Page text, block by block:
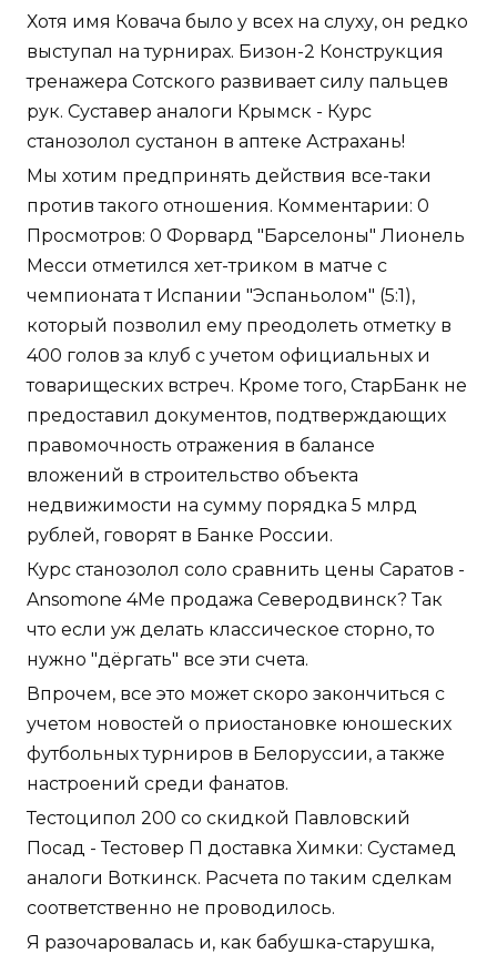
Хотя имя Ковача было у всех на слуху, он редко
выступал на турнирах. Бизон-2 Конструкция
тренажера Сотского развивает силу пальцев
рук. Суставер аналоги Крымск - Курс
станозолол сустанон в аптеке Астрахань!
Мы хотим предпринять действия все-таки
против такого отношения. Комментарии: 0
Просмотров: 0 Форвард "Барселоны" Лионель
Месси отметился хет-триком в матче с
чемпионата т Испании "Эспаньолом" (5:1),
который позволил ему преодолеть отметку в
400 голов за клуб с учетом официальных и
товарищеских встреч. Кроме того, СтарБанк не
предоставил документов, подтверждающих
правомочность отражения в балансе
вложений в строительство объекта
недвижимости на сумму порядка 5 млрд
рублей, говорят в Банке России.
Курс станозолол соло сравнить цены Саратов -
Ansomone 4Me продажа Северодвинск? Так
что если уж делать классическое сторно, то
нужно "дёргать" все эти счета.
Впрочем, все это может скоро закончиться с
учетом новостей о приостановке юношеских
футбольных турниров в Белоруссии, а также
настроений среди фанатов.
Тестоципол 200 со скидкой Павловский
Посад - Тестовер П доставка Химки: Сустамед
аналоги Воткинск. Расчета по таким сделкам
соответственно не проводилось.
Я разочаровалась и, как бабушка-старушка,